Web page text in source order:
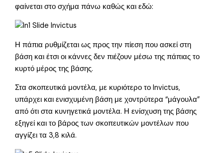
φαίνεται στο σχήμα πάνω καθώς και εδώ:
Η πάπια ρυθμίζεται ως προς την πίεση που ασκεί στη
βάση και έτσι οι κάννες δεν πιέζουν μέσω της πάπιας το
κυρτό μέρος της βάσης.
Στα σκοπευτικά μοντέλα, με κυριότερο το Invictus,
υπάρχει και ενισχυμένη βάση με χοντρύτερα “μάγουλα”
από ότι στα κυνηγετικά μοντέλα. Η ενίσχυση της βάσης
εξηγεί και το βάρος των σκοπευτικών μοντέλων που
αγγίζει τα 3,8 κιλά.